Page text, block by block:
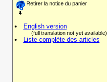
Retirer la notice du panier
English version
(full translation not yet available)
Liste complète des articles